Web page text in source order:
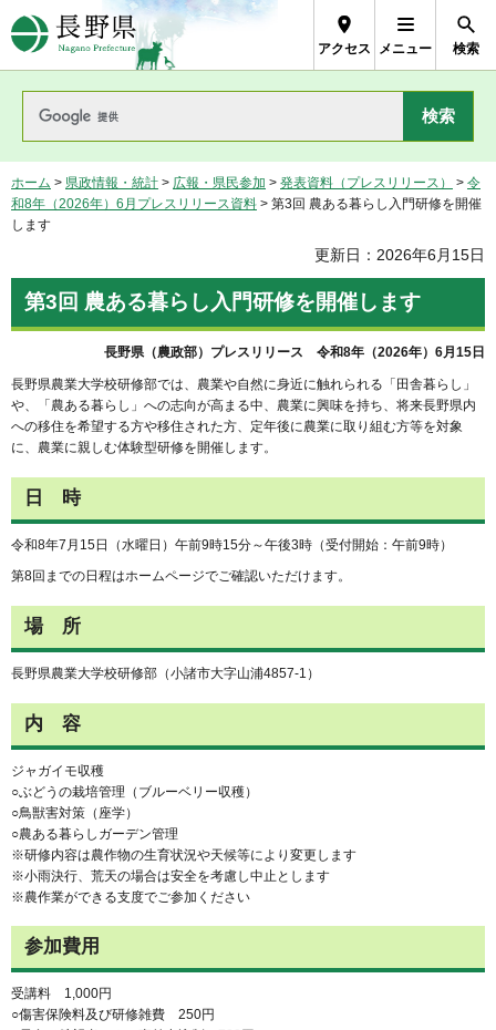
長野県Nagano Prefecture
アクセス メニュー 検索
ホーム > 県政情報・統計 > 広報・県民参加 > 発表資料（プレスリリース） > 令
和8年（2026年）6月プレスリリース資料 > 第3回 農ある暮らし入門研修を開催
します
更新日：2026年6月15日
第3回 農ある暮らし入門研修を開催します
長野県（農政部）プレスリリース 令和8年（2026年）6月15日
長野県農業大学校研修部では、農業や自然に身近に触れられる「田舎暮らし」
や、「農ある暮らし」への志向が高まる中、農業に興味を持ち、将来長野県内
への移住を希望する方や移住された方、定年後に農業に取り組む方等を対象
に、農業に親しむ体験型研修を開催します。
日 時
令和8年7月15日（水曜日）午前9時15分～午後3時（受付開始：午前9時）
第8回までの日程はホームページでご確認いただけます。
場 所
長野県農業大学校研修部（小諸市大字山浦4857-1）
内 容
ジャガイモ収穫
○ぶどうの栽培管理（ブルーベリー収穫）
○鳥獣害対策（座学）
○農ある暮らしガーデン管理
※研修内容は農作物の生育状況や天候等により変更します
※小雨決行、荒天の場合は安全を考慮し中止とします
※農作業ができる支度でご参加ください
参加費用
受講料 1,000円
○傷害保険料及び研修雑費 250円